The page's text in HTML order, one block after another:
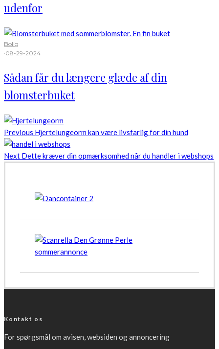
udenfor
Bolig
·08-29-2024
Sådan får du længere glæde af din
blomsterbuket
Previous Hjertelungeorm kan være livsfarlig for din hund
Next Dette kræver din opmærksomhed når du handler i webshops
Kontakt os
For spørgsmål om avisen, websiden og annoncering